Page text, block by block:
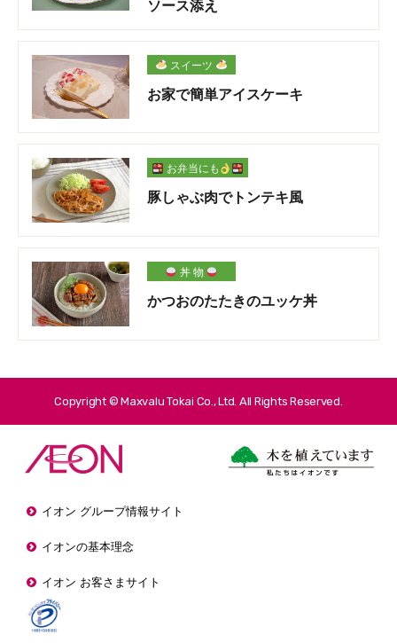
ソース添え
スイーツ
お家で簡単アイスケーキ
お弁当にも
豚しゃぶ肉でトンテキ風
丼 物
かつおのたたきのユッケ丼
Copyright © Maxvalu Tokai Co., Ltd. All Rights Reserved.
イオン グループ情報サイト
イオンの基本理念
イオン お客さまサイト